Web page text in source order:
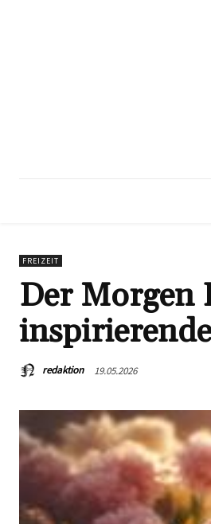
FREIZEIT
Der Morgen
redaktion 19.05.2026